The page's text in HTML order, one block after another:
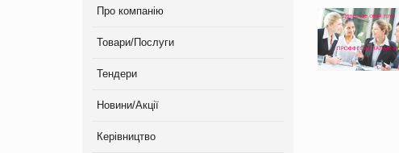
Про компанію
Товари/Послуги
Тендери
Новини/Акції
Керівництво